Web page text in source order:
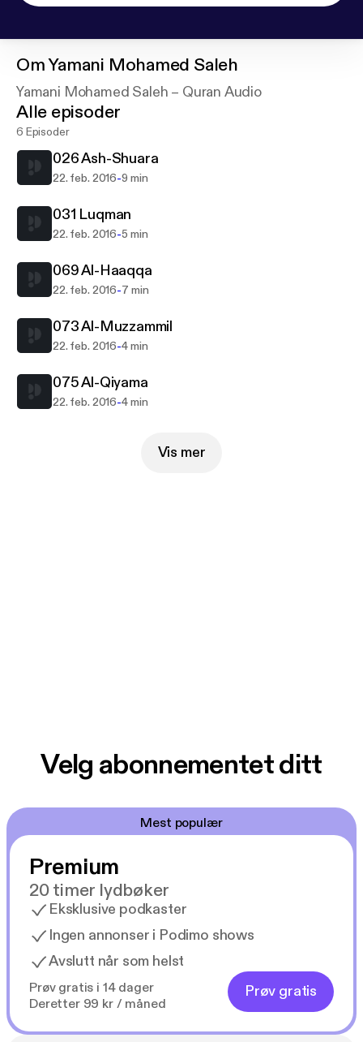
OmYamani Mohamed Saleh
Yamani Mohamed Saleh – Quran Audio
Alle episoder
6 Episoder
026 Ash-Shuara
22. feb. 2016-9 min
031 Luqman
22. feb. 2016-5 min
069 Al-Haaqqa
22. feb. 2016-7 min
073 Al-Muzzammil
22. feb. 2016-4 min
075 Al-Qiyama
22. feb. 2016-4 min
Vis mer
Velg abonnementet ditt
Mest populær
Premium
20 timer lydbøker
Eksklusive podkaster
Ingen annonser i Podimo shows
Avslutt når som helst
Prøv gratis i 14 dager
Deretter 99 kr / måned
Prøv gratis